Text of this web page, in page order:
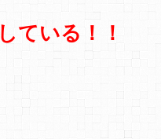
ている！！